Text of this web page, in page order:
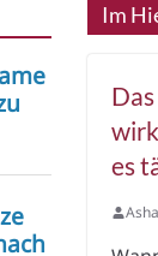
Im
es